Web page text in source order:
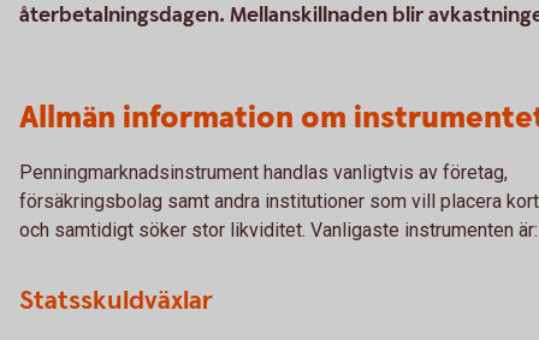
återbetalningsdagen. Mellanskillnaden blir
Allmän information om
Penningmarknadsinstrument handlas vanligtvis av företag,
försäkringsbolag samt andra institutioner som vill placera
och samtidigt söker stor likviditet. Vanligaste instrumenten är:
Statsskuldväxlar